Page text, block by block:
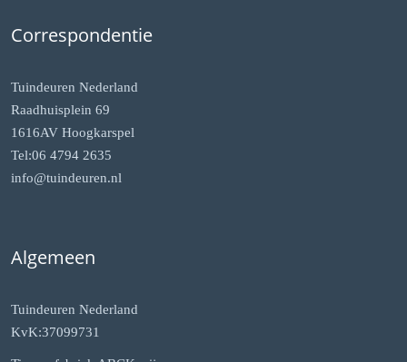
Correspondentie
Tuindeuren Nederland
Raadhuisplein 69
1616AV Hoogkarspel
Tel:06 4794 2635
info@tuindeuren.nl
Algemeen
Tuindeuren Nederland
KvK:37099731